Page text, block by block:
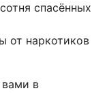
спасённых
от наркотиков
в